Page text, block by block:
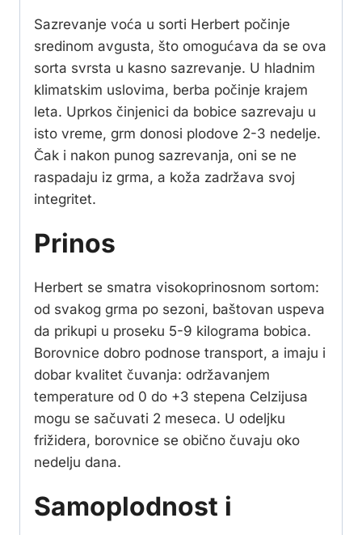
Sazrevanje voća u sorti Herbert počinje
sredinom avgusta, što omogućava da se ova
sorta svrsta u kasno sazrevanje. U hladnim
klimatskim uslovima, berba počinje krajem
leta. Uprkos činjenici da bobice sazrevaju u
isto vreme, grm donosi plodove 2-3 nedelje.
Čak i nakon punog sazrevanja, oni se ne
raspadaju iz grma, a koža zadržava svoj
integritet.
Prinos
Herbert se smatra visokoprinosnom sortom:
od svakog grma po sezoni, baštovan uspeva
da prikupi u proseku 5-9 kilograma bobica.
Borovnice dobro podnose transport, a imaju i
dobar kvalitet čuvanja: održavanjem
temperature od 0 do +3 stepena Celzijusa
mogu se sačuvati 2 meseca. U odeljku
frižidera, borovnice se obično čuvaju oko
nedelju dana.
Samoplodnost i